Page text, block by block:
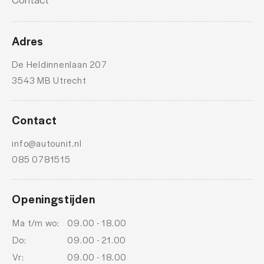
stuur leder
Uitparkeer waarschuwing
Uitparkeer waarschuwing
Adres
De Heldinnenlaan 207
3543 MB Utrecht
Contact
info@autounit.nl
085 0781515
Openingstijden
Ma t/m wo:
09.00 - 18.00
Do:
09.00 - 21.00
Vr:
09.00 - 18.00